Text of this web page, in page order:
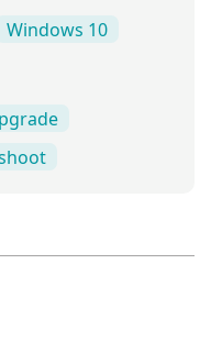
Windows 10